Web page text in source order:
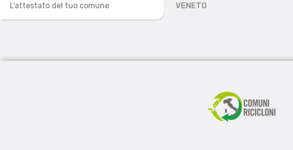
L'attestato del tuo comune
VENETO